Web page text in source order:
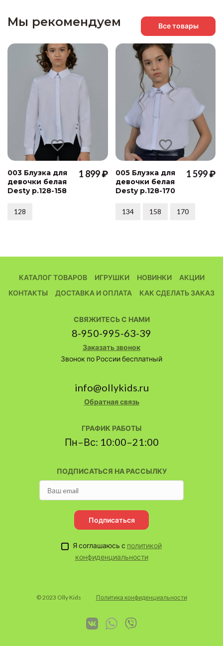
Мы рекомендуем Все товары
003 Блузка для
девочки белая
Desty р.128-158
1 899 ₽
128
005 Блузка для
девочки белая
Desty р.128-170
1 599 ₽
134 158 170
КАТАЛОГ ТОВАРОВ ИГРУШКИ НОВИНКИ
АКЦИИ
КОНТАКТЫ
ДОСТАВКА И ОПЛАТА КАК СДЕЛАТЬ ЗАКАЗ
ПОДПИСАТЬСЯ НА РАССЫЛКУ
Подписаться
Я соглашаюсь с политикой
конфиденциальности
СВЯЖИТЕСЬ С НАМИ
8-950-995-63-39
Заказать звонок
Звонок по России бесплатный
info@ollykids.ru
Обратная связь
ГРАФИК РАБОТЫ
Пн–Вс: 10:00–21:00
© 2023 Olly Kids Политика конфиденциальности